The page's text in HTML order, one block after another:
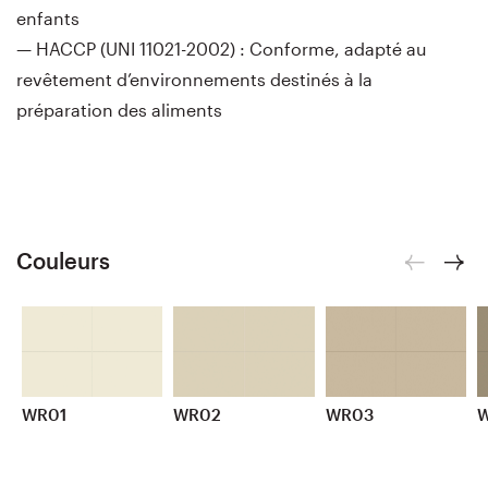
enfants
— HACCP (UNI 11021-2002) : Conforme, adapté au
revêtement d’environnements destinés à la
préparation des aliments
Couleurs
WR01 WR02 WR03